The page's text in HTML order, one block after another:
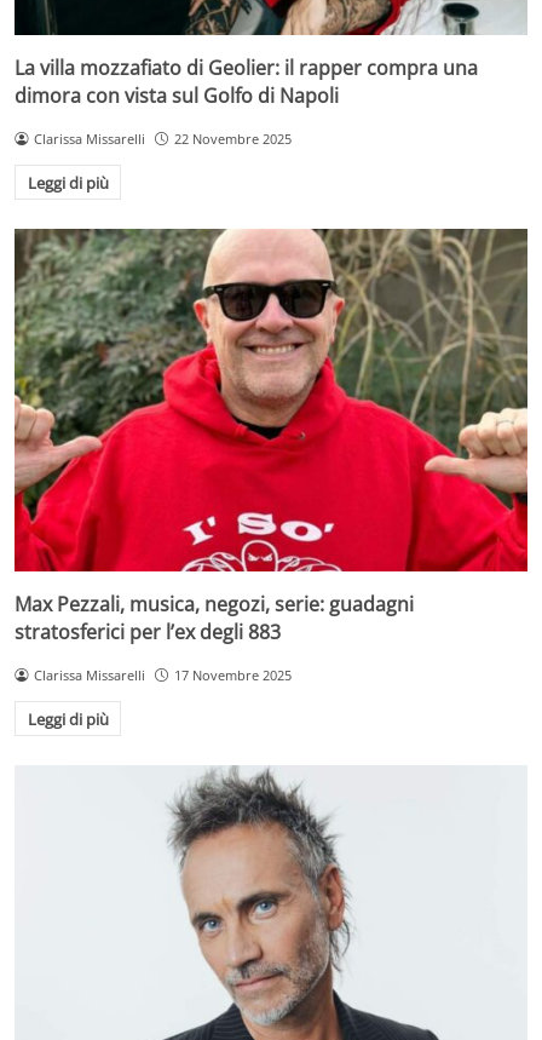
La villa mozzafiato di Geolier: il rapper compra una
dimora con vista sul Golfo di Napoli
Clarissa Missarelli 22 Novembre 2025
Leggi di più
Max Pezzali, musica, negozi, serie: guadagni
stratosferici per l’ex degli 883
Clarissa Missarelli 17 Novembre 2025
Leggi di più